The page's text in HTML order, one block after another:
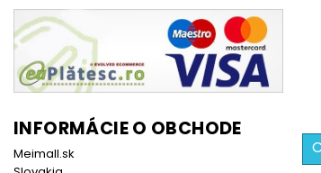
INFORMÁCIE O OBCHODE
Meimall.sk